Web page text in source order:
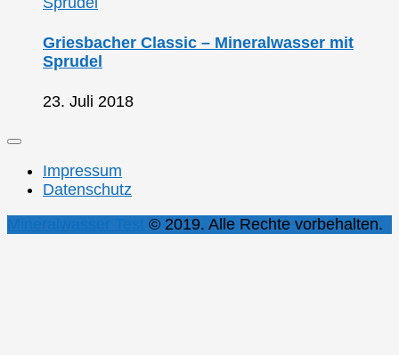
Griesbacher Classic – Mineralwasser mit
Sprudel
23. Juli 2018
Impressum
Datenschutz
© 2019. Alle Rechte vorbehalten.